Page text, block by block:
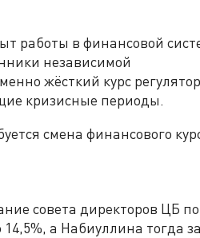
работы в финансовой
независимой
жёсткий курс
кризисные периоды.
смена финансового
совета директоров ЦБ по
а Набиуллина тогда